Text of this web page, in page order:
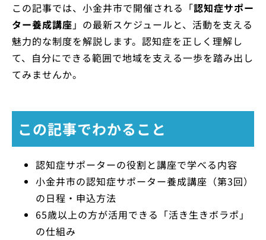
この記事では、小金井市で開催される「認知症サポー
ター養成講座 」の最新スケジュールと、活動を支える
魅力的な制度を解説します。認知症を正しく理解し
て、自分にできる範囲で地域を支える一歩を踏み出し
てみませんか。
この記事でわかること
認知症サポーターの役割と講座で学べる内容
小金井市の認知症サポーター養成講座（第3回）
の日程・申込方法
65歳以上の方が活用できる「活き生きボラポ」
の仕組み